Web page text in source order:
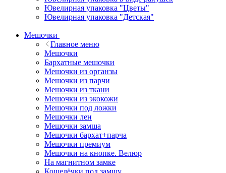
Ювелирная упаковка "Цветы"
Ювелирная упаковка "Детская"
Мешочки
Главное меню
Мешочки
Бархатные мешочки
Мешочки из органзы
Мешочки из парчи
Мешочки из ткани
Мешочки из экокожи
Мешочки под ложки
Мешочки лен
Мешочки замша
Мешочки бархат+парча
Мешочки премиум
Мешочки на кнопке. Велюр
На магнитном замке
Кошелёчки под замшу